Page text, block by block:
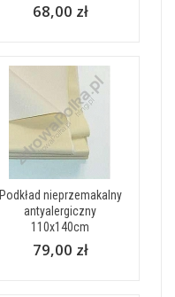
68,00 zł
Podkład nieprzemakalny
antyalergiczny
110x140cm
79,00 zł